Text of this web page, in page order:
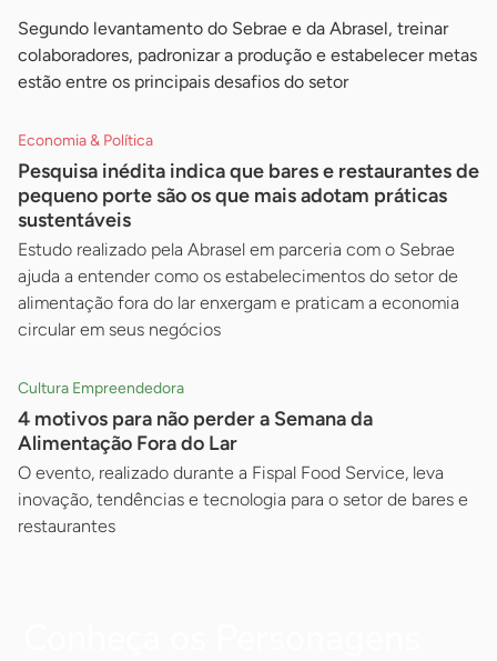
Segundo levantamento do Sebrae e da Abrasel, treinar
colaboradores, padronizar a produção e estabelecer metas
estão entre os principais desafios do setor
Economia & Política
Pesquisa inédita indica que bares e restaurantes de
pequeno porte são os que mais adotam práticas
sustentáveis
Estudo realizado pela Abrasel em parceria com o Sebrae
ajuda a entender como os estabelecimentos do setor de
alimentação fora do lar enxergam e praticam a economia
circular em seus negócios
Cultura Empreendedora
4 motivos para não perder a Semana da
Alimentação Fora do Lar
O evento, realizado durante a Fispal Food Service, leva
inovação, tendências e tecnologia para o setor de bares e
restaurantes